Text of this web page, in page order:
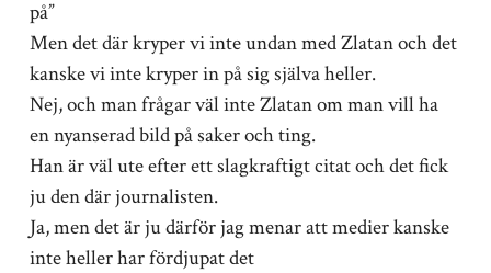
på”
Men det där kryper vi inte undan med Zlatan och det
kanske vi inte kryper in på sig själva heller.
Nej, och man frågar väl inte Zlatan om man vill ha
en nyanserad bild på saker och ting.
Han är väl ute efter ett slagkraftigt citat och det fick
ju den där journalisten.
Ja, men det är ju därför jag menar att medier kanske
inte heller har fördjupat det